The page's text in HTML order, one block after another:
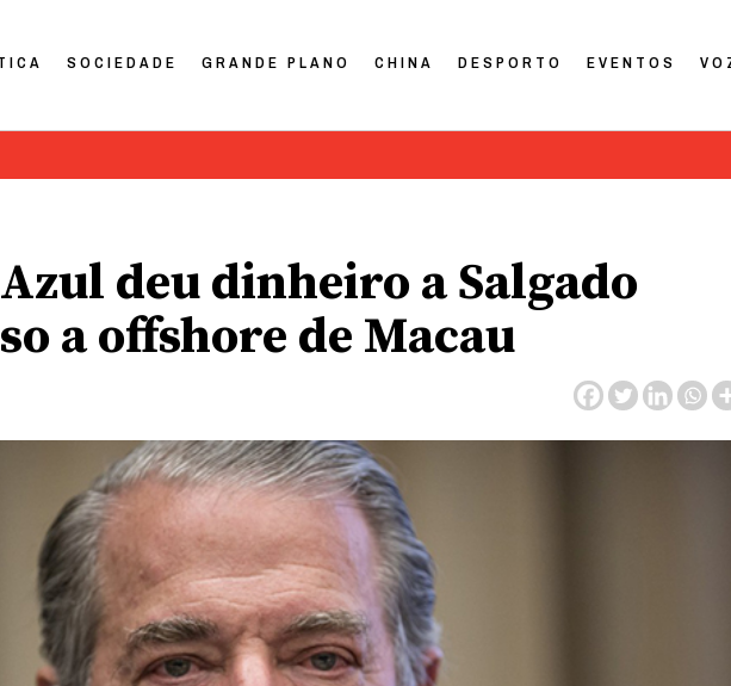
SOCIEDADE GRANDE PLANO CHINA DESPORTO EVENTOS
Azul deu dinheiro a Salgado
a offshore de Macau